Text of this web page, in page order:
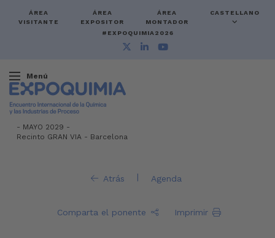
ÁREA
VISITANTE
ÁREA
EXPOSITOR
ÁREA
MONTADOR
CASTELLANO
#EXPOQUIMIA2026
Menú
- MAYO 2029 -
Recinto GRAN VIA - Barcelona
Atrás | Agenda
Comparta el ponente Imprimir